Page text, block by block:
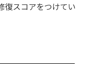
復スコアをつけてい